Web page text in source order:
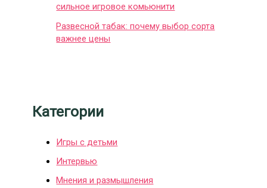
сильное игровое комьюнити
Развесной табак: почему выбор сорта
важнее цены
Категории
Игры с детьми
Интервью
Мнения и размышления